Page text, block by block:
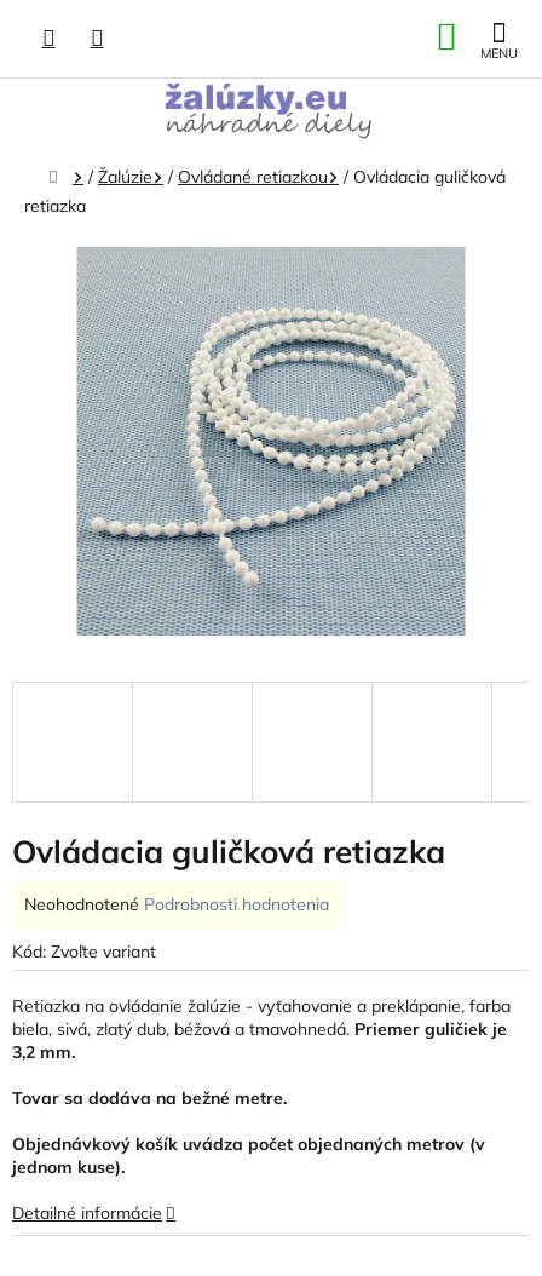
obsah
KOŠÍK
Domov
/ Žalúzie / Ovládané retiazkou / Ovládacia guličková
retiazka
Ovládacia guličková retiazka
Kód: Zvoľte variant
Retiazka na ovládanie žalúzie - vyťahovanie a preklápanie, farba
biela, sivá, zlatý dub, béžová a tmavohnedá. Priemer guličiek je
3,2 mm.
Tovar sa dodáva na bežné metre.
Objednávkový košík uvádza počet objednaných metrov (v
jednom kuse).
Detailné informácie
Priemerné
produktu
je
0,0
z
5
hviezdičiek.
Neohodnotené Podrobnosti hodnotenia